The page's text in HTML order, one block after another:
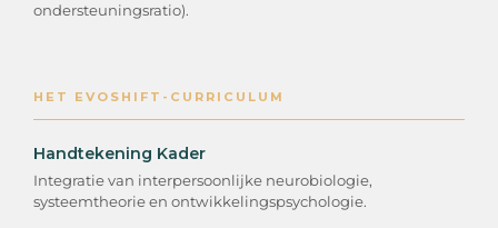
ondersteuningsratio).
HET EVOSHIFT-CURRICULUM
Handtekening Kader
Integratie van interpersoonlijke neurobiologie,
systeemtheorie en ontwikkelingspsychologie.